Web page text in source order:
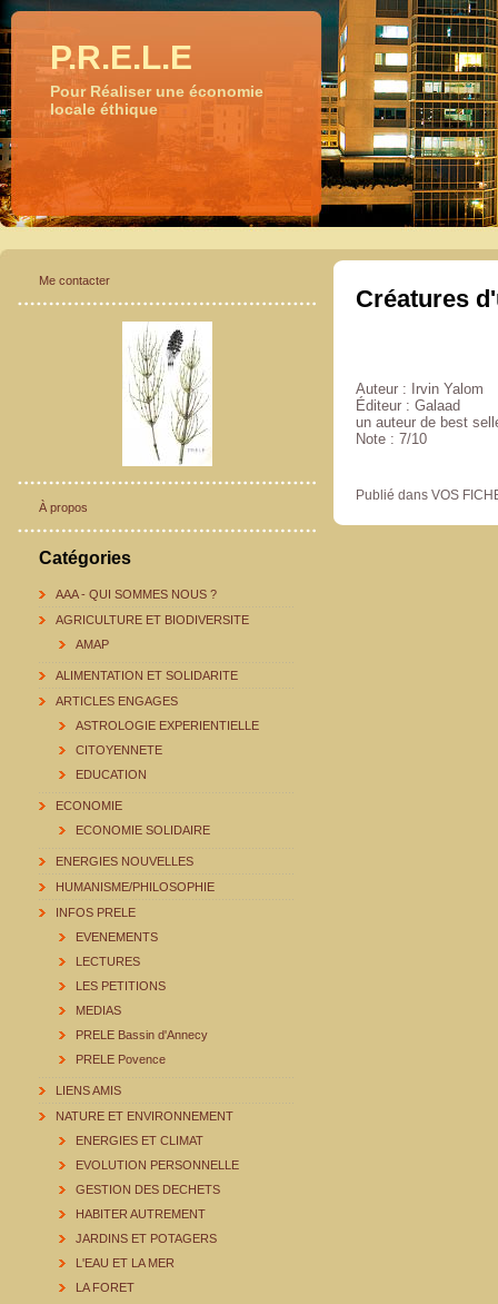
P.R.E.L.E
Pour Réaliser une économie
locale éthique
Me contacter
À propos
Catégories
AAA - QUI SOMMES NOUS ?
AGRICULTURE ET BIODIVERSITE
AMAP
ALIMENTATION ET SOLIDARITE
ARTICLES ENGAGES
ASTROLOGIE EXPERIENTIELLE
CITOYENNETE
EDUCATION
ECONOMIE
ECONOMIE SOLIDAIRE
ENERGIES NOUVELLES
HUMANISME/PHILOSOPHIE
INFOS PRELE
EVENEMENTS
LECTURES
LES PETITIONS
MEDIAS
PRELE Bassin d'Annecy
PRELE Povence
LIENS AMIS
NATURE ET ENVIRONNEMENT
ENERGIES ET CLIMAT
EVOLUTION PERSONNELLE
GESTION DES DECHETS
HABITER AUTREMENT
JARDINS ET POTAGERS
L'EAU ET LA MER
LA FORET
Créatures
Auteur : Irvin Yalom
Éditeur : Galaad
un auteur de best
Note : 7/10
Publié dans VOS